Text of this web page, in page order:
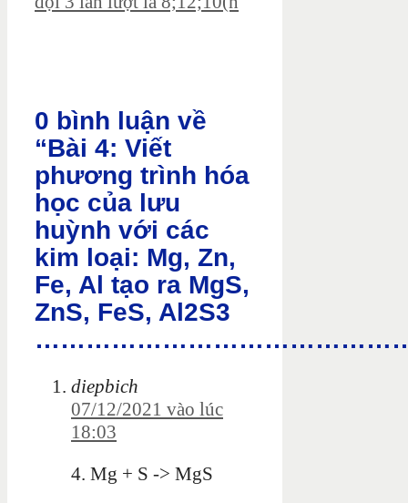
0 bình luận về
“Bài 4: Viết
phương trình hóa
học của lưu
huỳnh với các
kim loại: Mg, Zn,
Fe, Al tạo ra MgS,
ZnS, FeS, Al2S3
diepbich
07/12/2021 vào lúc
18:03
4. Mg + S -> MgS